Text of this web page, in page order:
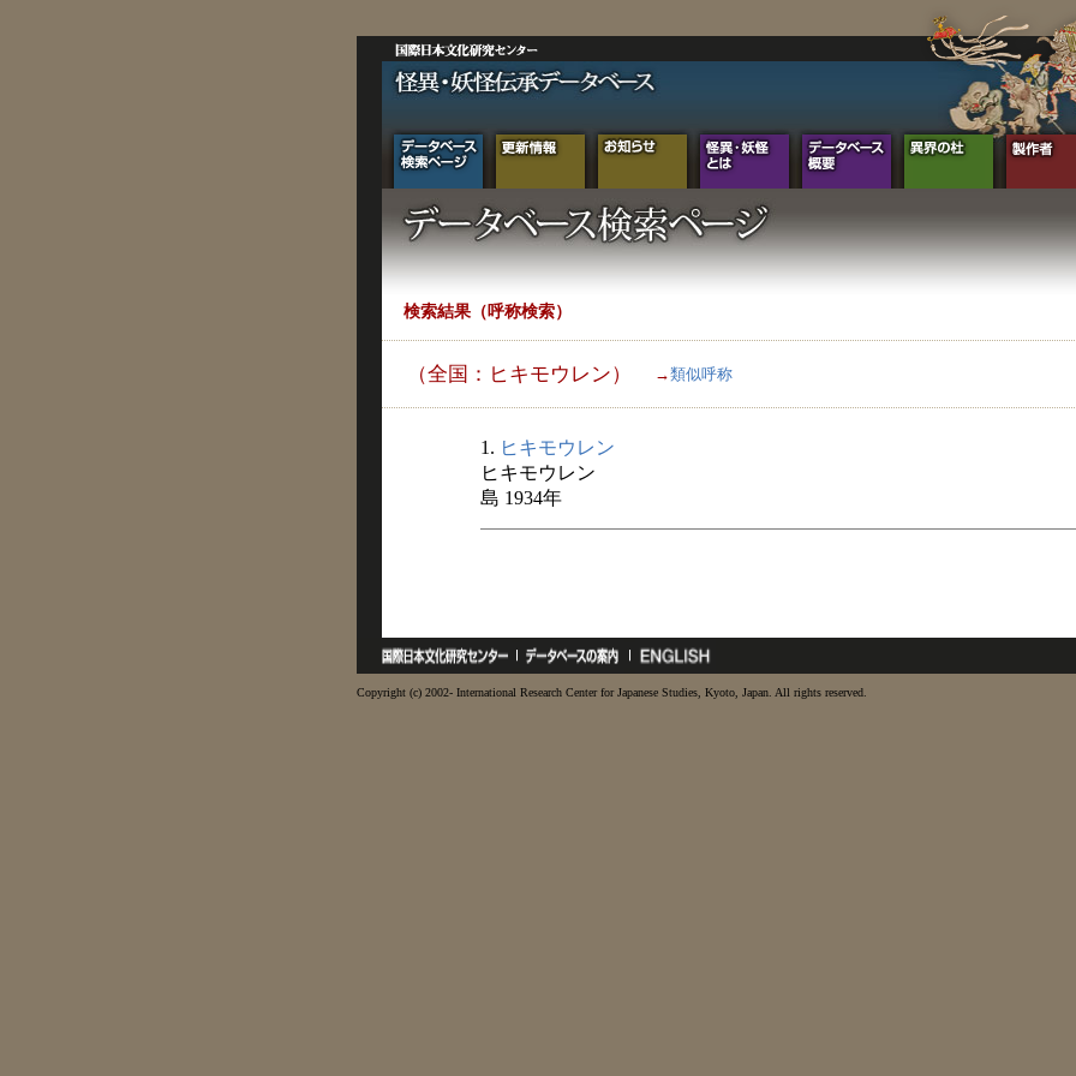
検索結果（呼称検索）
（全国：ヒキモウレン） →類似呼称
1. ヒキモウレン
ヒキモウレン
島 1934年
Copyright (c) 2002- International Research Center for Japanese Studies, Kyoto, Japan. All rights reserved.